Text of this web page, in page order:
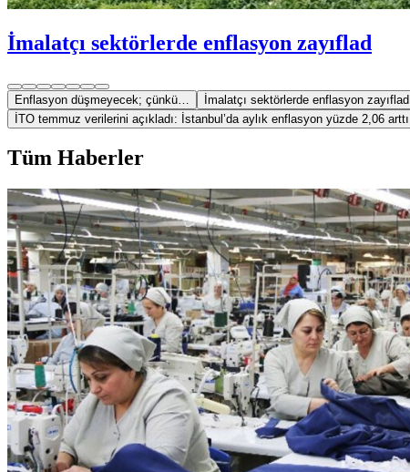
İmalatçı sektörlerde enflasyon zayıflad
Enflasyon düşmeyecek; çünkü… İmalatçı sektörlerde enflasyon zayıflad
İTO temmuz verilerini açıkladı: İstanbul’da aylık enflasyon yüzde 2,06 arttı
Tüm Haberler